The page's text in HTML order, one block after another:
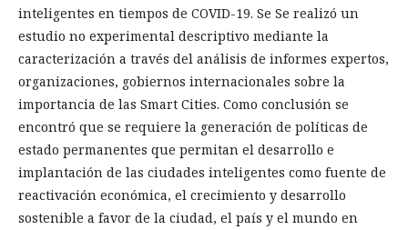
inteligentes en tiempos de COVID-19. Se Se realizó un
estudio no experimental descriptivo mediante la
caracterización a través del análisis de informes expertos,
organizaciones, gobiernos internacionales sobre la
importancia de las Smart Cities. Como conclusión se
encontró que se requiere la generación de políticas de
estado permanentes que permitan el desarrollo e
implantación de las ciudades inteligentes como fuente de
reactivación económica, el crecimiento y desarrollo
sostenible a favor de la ciudad, el país y el mundo en